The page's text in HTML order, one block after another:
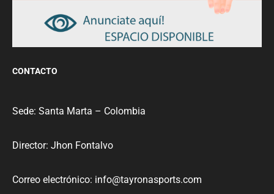
CONTACTO
Sede: Santa Marta – Colombia
Director: Jhon Fontalvo
Correo electrónico: info@tayronasports.com